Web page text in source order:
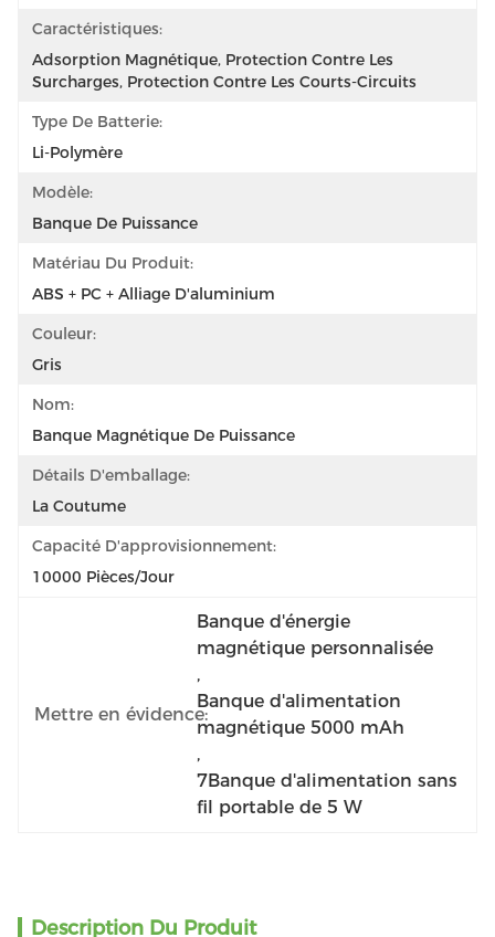
Caractéristiques:
Adsorption Magnétique, Protection Contre Les
Surcharges, Protection Contre Les Courts-Circuits
Type De Batterie:
Li-Polymère
Modèle:
Banque De Puissance
Matériau Du Produit:
ABS + PC + Alliage D'aluminium
Couleur:
Gris
Nom:
Banque Magnétique De Puissance
Détails D'emballage:
La Coutume
Capacité D'approvisionnement:
10000 Pièces/jour
Mettre en évidence:
Banque d'énergie
magnétique personnalisée
,
Banque d'alimentation
magnétique 5000 mAh
,
7Banque d'alimentation sans
fil portable de 5 W
Description Du Produit